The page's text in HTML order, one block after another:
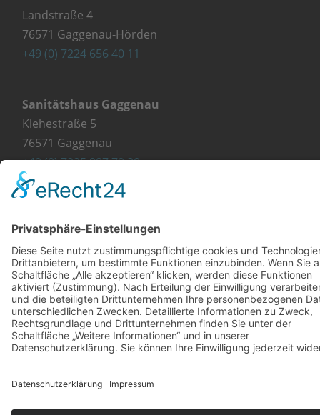
Landstraße 4
76571 Gaggenau-Hörden
+49 (0) 7224 656 40 11
Sanitätshaus Gaggenau
Klehestraße 5
76571 Gaggenau
+49 (0) 7225 987 79 30
© Copyright 2023 - Orthopädie Wurst
Kontakt Impressum Datenschutzerklärung
Diese Website ist mit viel ❤ von werbekueche.com